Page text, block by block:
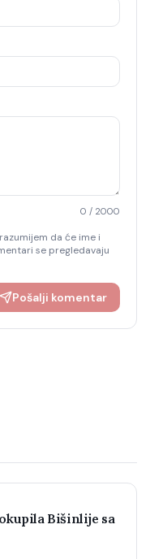
0 / 2000
da će ime i
se pregledavaju
Pošalji komentar
Bišinlije sa